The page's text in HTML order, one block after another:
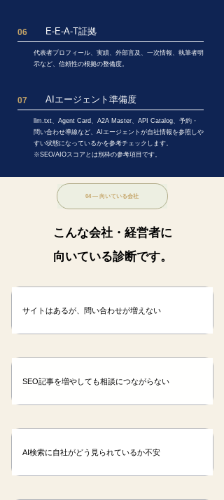
06 E-E-A-T証拠
代表者プロフィール、実績、外部言及、一次情報、執筆者明
示など、信頼性の根拠の整備度。
07 AIエージェント準備度
llm.txt、Agent Card、A2A Master、API Catalog、予約・
問い合わせ導線など、AIエージェントが自社情報を参照しや
すい状態になっているかを参考チェックします。
※SEO/AIOスコアとは別枠の参考項目です。
04 — 向いている会社
こんな会社・経営者に
向いている診断です。
サイトはあるが、問い合わせが増えない​
SEO記事を増やしても相談につながらない
AI検索に自社がどう見られているか不安